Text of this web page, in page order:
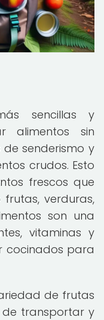
sencillas y
alimentos sin
senderismo y
crudos. Esto
frescos que
verduras,
son una
vitaminas y
cocinados para
de frutas
de transportar y